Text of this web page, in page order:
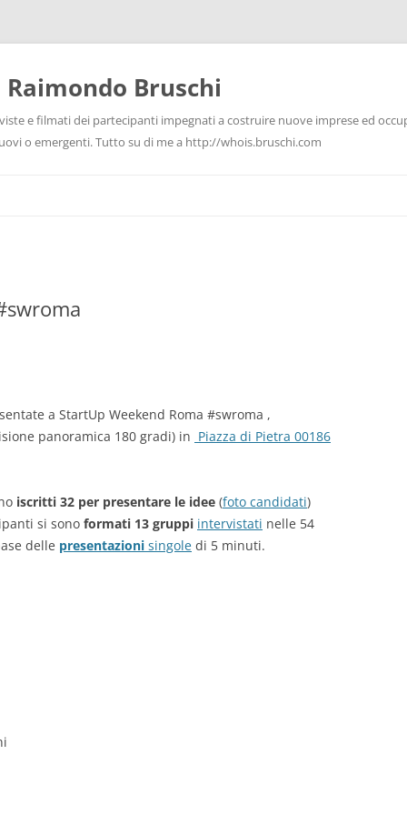
Bruschi
e filmati dei partecipanti impegnati a costruire nuove imprese ed
o emergenti. Tutto su di me a http://whois.bruschi.com
a StartUp Weekend Roma #swroma ,
panoramica 180 gradi) in Piazza di Pietra 00186
iscritti 32 per presentare le idee (foto candidati)
si sono formati 13 gruppi intervistati nelle 54
delle presentazioni singole di 5 minuti.